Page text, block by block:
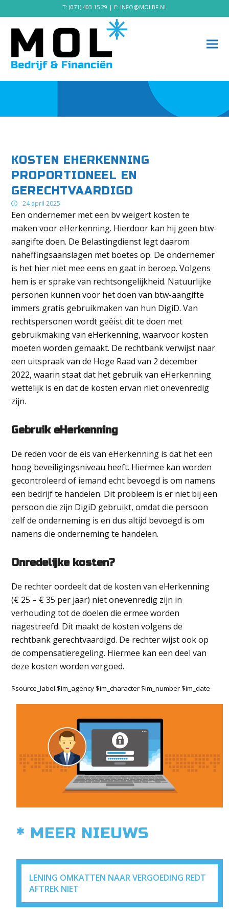
T: (071) 403 15 29 | E: INFO@MOLBF.NL
KOSTEN EHERKENNING
PROPORTIONEEL EN
GERECHTVAARDIGD
24 april 2025
Een ondernemer met een bv weigert kosten te
maken voor eHerkenning. Hierdoor kan hij geen btw-
aangifte doen. De Belastingdienst legt daarom
naheffingsaanslagen met boetes op. De ondernemer
is het hier niet mee eens en gaat in beroep. Volgens
hem is er sprake van rechtsongelijkheid. Natuurlijke
personen kunnen voor het doen van btw-aangifte
immers gratis gebruikmaken van hun DigiD. Van
rechtspersonen wordt geëist dit te doen met
gebruikmaking van eHerkenning, waarvoor kosten
moeten worden gemaakt. De rechtbank verwijst naar
een uitspraak van de Hoge Raad van 2 december
2022, waarin staat dat het gebruik van eHerkenning
wettelijk is en dat de kosten ervan niet onevenredig
zijn.
Gebruik eHerkenning
De reden voor de eis van eHerkenning is dat het een
hoog beveiligingsniveau heeft. Hiermee kan worden
gecontroleerd of iemand echt bevoegd is om namens
een bedrijf te handelen. Dit probleem is er niet bij een
persoon die zijn DigiD gebruikt, omdat die persoon
zelf de onderneming is en dus altijd bevoegd is om
namens die onderneming te handelen.
Onredelijke kosten?
De rechter oordeelt dat de kosten van eHerkenning
(€ 25 – € 35 per jaar) niet onevenredig zijn in
verhouding tot de doelen die ermee worden
nagestreefd. Dit maakt de kosten volgens de
rechtbank gerechtvaardigd. De rechter wijst ook op
de compensatieregeling. Hiermee kan een deel van
deze kosten worden vergoed.
$source_label $im_agency $im_character $im_number $im_date
* MEER NIEUWS
LENING OMKATTEN NAAR VERGOEDING REDT
AFTREK NIET